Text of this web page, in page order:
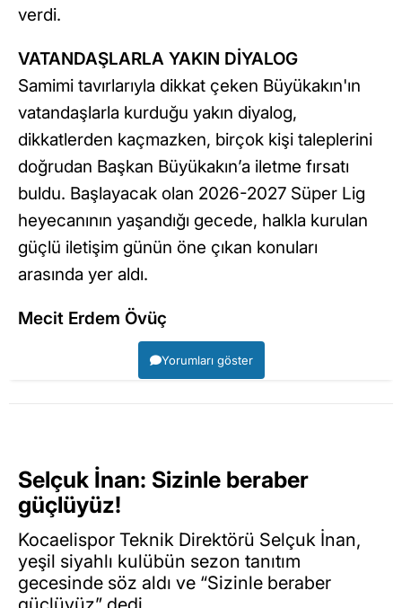
verdi.
VATANDAŞLARLA YAKIN DİYALOG
Samimi tavırlarıyla dikkat çeken Büyükakın'ın
vatandaşlarla kurduğu yakın diyalog,
dikkatlerden kaçmazken, birçok kişi taleplerini
doğrudan Başkan Büyükakın’a iletme fırsatı
buldu. Başlayacak olan 2026-2027 Süper Lig
heyecanının yaşandığı gecede, halkla kurulan
güçlü iletişim günün öne çıkan konuları
arasında yer aldı.
Mecit Erdem Övüç
Yorumları göster
Selçuk İnan: Sizinle beraber
güçlüyüz!
Kocaelispor Teknik Direktörü Selçuk İnan,
yeşil siyahlı kulübün sezon tanıtım
gecesinde söz aldı ve “Sizinle beraber